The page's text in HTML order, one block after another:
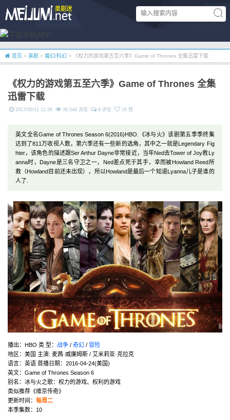
首页 > 美剧 > 魔幻/科幻 > 《权力的游戏第五至六季》Game of Thrones 全集迅雷下载
《权力的游戏第五至六季》Game of Thrones 全集
迅雷下载
2017/05/11 11:56 36,549 浏览 9 评论 16 赞
英文全名Game of Thrones Season 6(2016)HBO.《冰与火》该剧第五季季终集
达到了811万收视人数，第六季还有一些新的选角，其中之一就是Legendary Fig
hter，该角色的描述跟Ser Arthur Dayne非常接近，当年Ned去Tower of Joy救Ly
anna时，Dayne是三名守卫之一，Ned差点死于其手，幸而被Howland Reed所
救（Howland目前还未出现），所以Howland是最后一个知道Lyanna儿子是谁的
人了.
播出：HBO 类 型： 战争 / 奇幻 / 冒险
地区：美国 主演: 麦茜·威廉姆斯 / 艾米莉亚·克拉克
语言：英语 首播日期：2016-04-24(美国)
英文：Game of Thrones Season 6
别名：冰与火之歌：权力的游戏、权利的游戏
类似推荐《维京传奇》
更新时间： 每周二
本季集数：10